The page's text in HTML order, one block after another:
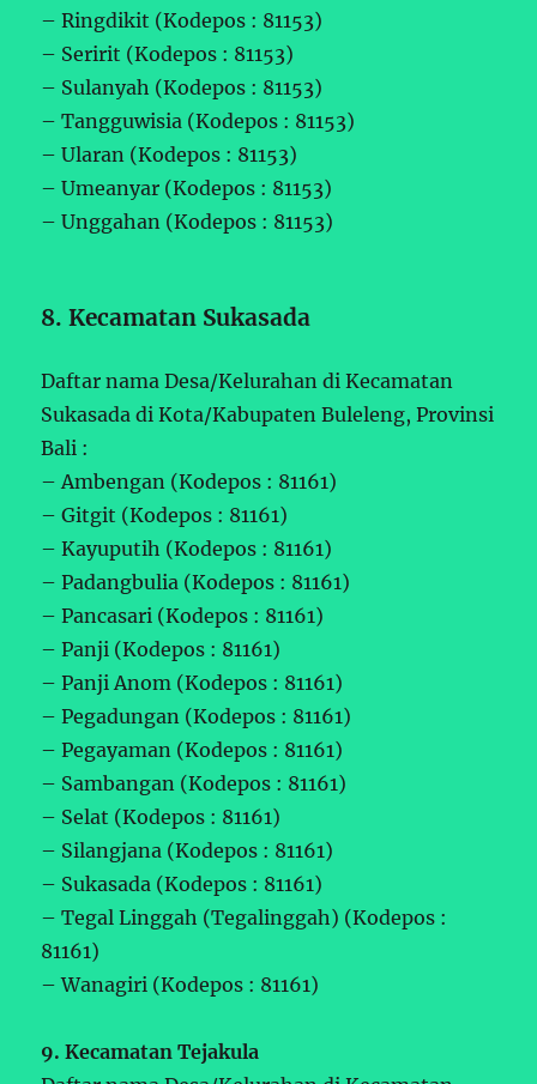
– Ringdikit (Kodepos : 81153)
– Seririt (Kodepos : 81153)
– Sulanyah (Kodepos : 81153)
– Tangguwisia (Kodepos : 81153)
– Ularan (Kodepos : 81153)
– Umeanyar (Kodepos : 81153)
– Unggahan (Kodepos : 81153)
8. Kecamatan Sukasada
Daftar nama Desa/Kelurahan di Kecamatan
Sukasada di Kota/Kabupaten Buleleng, Provinsi
Bali :
– Ambengan (Kodepos : 81161)
– Gitgit (Kodepos : 81161)
– Kayuputih (Kodepos : 81161)
– Padangbulia (Kodepos : 81161)
– Pancasari (Kodepos : 81161)
– Panji (Kodepos : 81161)
– Panji Anom (Kodepos : 81161)
– Pegadungan (Kodepos : 81161)
– Pegayaman (Kodepos : 81161)
– Sambangan (Kodepos : 81161)
– Selat (Kodepos : 81161)
– Silangjana (Kodepos : 81161)
– Sukasada (Kodepos : 81161)
– Tegal Linggah (Tegalinggah) (Kodepos :
81161)
– Wanagiri (Kodepos : 81161)
9. Kecamatan Tejakula